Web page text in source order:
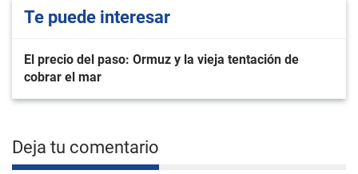
Te puede interesar
El precio del paso: Ormuz y la vieja tentación de
cobrar el mar
Deja tu comentario